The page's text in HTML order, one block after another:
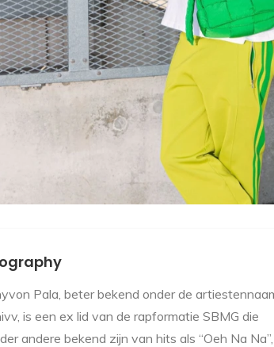
Pala, beter bekend onder de
is een ex lid van de rapformatie SBMG die
andere bekend zijn van hits als “Oeh Na Na”,